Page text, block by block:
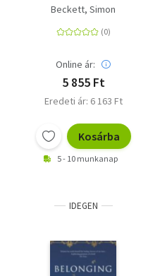
Beckett, Simon
Online ár:
5 855 Ft
Eredeti ár: 6 163 Ft
Kosárba
5 - 10 munkanap
IDEGEN